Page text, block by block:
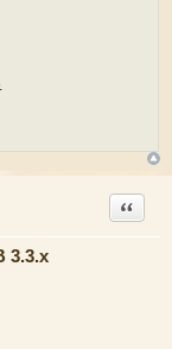
3.3.x
Citation